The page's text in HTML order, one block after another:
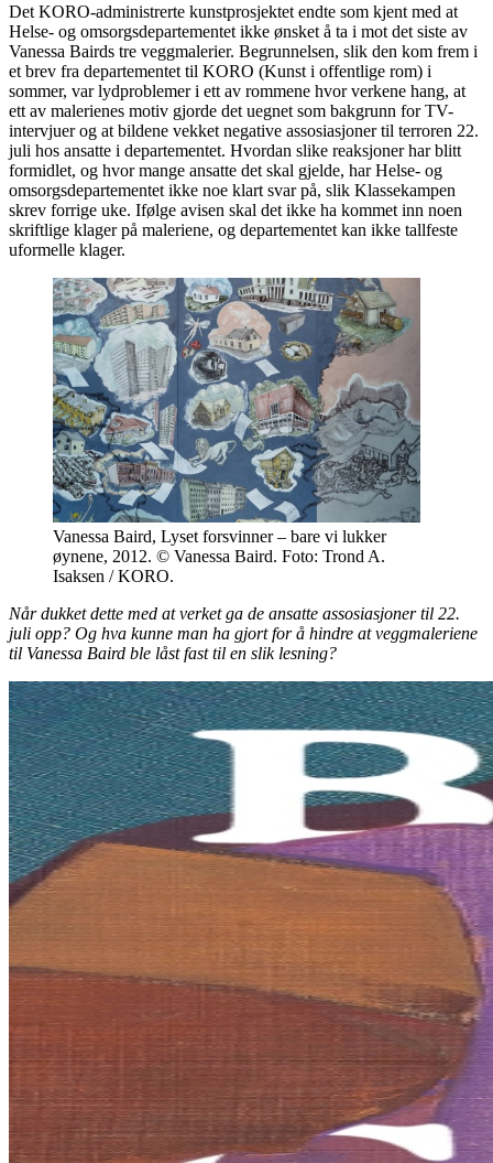
Det KORO-administrerte kunstprosjektet endte som kjent med at
Helse- og omsorgsdepartementet ikke ønsket å ta i mot det siste av
Vanessa Bairds tre veggmalerier. Begrunnelsen, slik den kom frem i
et brev fra departementet til KORO (Kunst i offentlige rom) i
sommer, var lydproblemer i ett av rommene hvor verkene hang, at
ett av malerienes motiv gjorde det uegnet som bakgrunn for TV-
intervjuer og at bildene vekket negative assosiasjoner til terroren 22.
juli hos ansatte i departementet. Hvordan slike reaksjoner har blitt
formidlet, og hvor mange ansatte det skal gjelde, har Helse- og
omsorgsdepartementet ikke noe klart svar på, slik Klassekampen
skrev forrige uke. Ifølge avisen skal det ikke ha kommet inn noen
skriftlige klager på maleriene, og departementet kan ikke tallfeste
uformelle klager.
Vanessa Baird, Lyset forsvinner – bare vi lukker
øynene, 2012. © Vanessa Baird. Foto: Trond A.
Isaksen / KORO.
Når dukket dette med at verket ga de ansatte assosiasjoner til 22.
juli opp? Og hva kunne man ha gjort for å hindre at veggmaleriene
til Vanessa Baird ble låst fast til en slik lesning?